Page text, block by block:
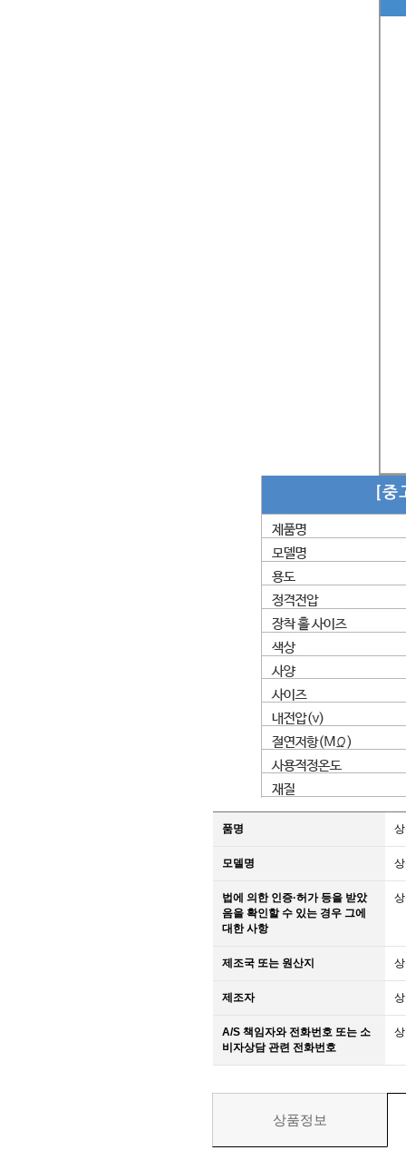
품명
모델명
법에 의한 인증·허가 등을 받았
음을 확인할 수 있는 경우 그에
대한 사항
제조국 또는 원산지
제조자
A/S 책임자와 전화번호 또는 소
비자상담 관련 전화번호
상품정보